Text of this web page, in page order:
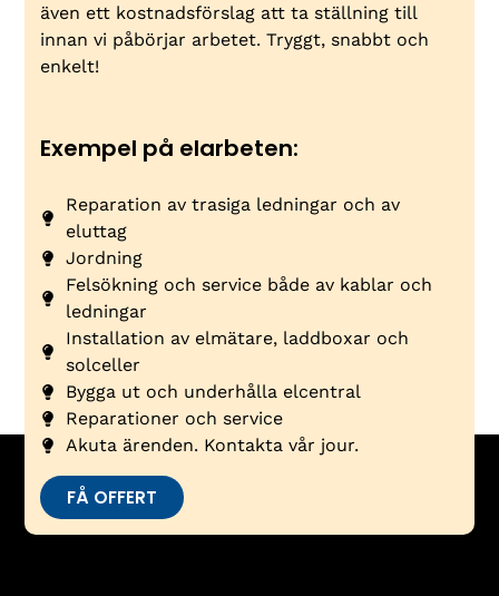
även ett kostnadsförslag att ta ställning till
innan vi påbörjar arbetet. Tryggt, snabbt och
enkelt!
Exempel på elarbeten:
Reparation av trasiga ledningar och av
eluttag
Jordning
Felsökning och service både av kablar och
ledningar
Installation av elmätare, laddboxar och
solceller
Bygga ut och underhålla elcentral
Reparationer och service
Akuta ärenden. Kontakta vår jour.
FÅ OFFERT